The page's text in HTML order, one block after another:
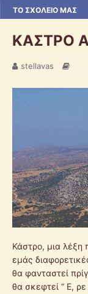
ΤΟ ΣΧΟΛΕΙΟ ΜΑΣ
ΚΑΣΤΡΟ
stellavas
Κάστρο, μια λέξη
εμάς
θα φανταστεί
θα σκεφτεί “ Ε,